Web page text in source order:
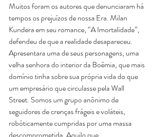
Muitos foram os autores que denunciaram há
tempos os prejuízos de nossa Era. Milan
Kundera em seu romance, “A Imortalidade”,
defendeu de que a realidade desapareceu.
Apresentara uma de seus personagens, uma
velha senhora do interior da Boêmia, que mais
domínio tinha sobre sua própria vida do que
um empresário que circulasse pela Wall
Street. Somos um grupo anônimo de
seguidores de crenças frágeis e voláteis,
robóticamente cumpridas por uma massa